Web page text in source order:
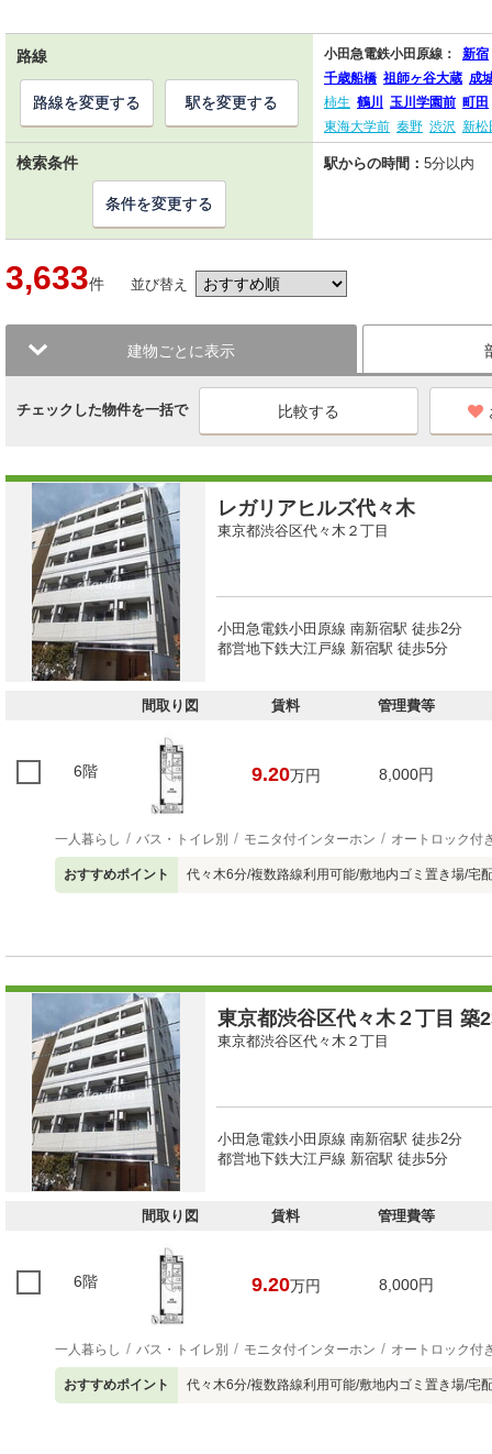
路線 小田急電鉄小田原線：
新宿
千歳船橋 祖師ヶ谷大蔵 成
柿生 鶴川 玉川学園前 町田
東海大学前 秦野 渋沢 新松
路線を変更する 駅を変更する
検索条件 駅からの時間： 5分以内
条件を変更する
3,633件 並び替え
建物ごとに表示
チェックした物件を一括で
レガリアヒルズ代々木
東京都渋谷区代々木２丁目
小田急電鉄小田原線 南新宿駅 徒歩2分
都営地下鉄大江戸線 新宿駅 徒歩5分
間取り図 賃料 管理費等
6階 9.20万円 8,000円
一人暮らし バス・トイレ別 モニタ付インターホン オートロック付
おすすめポイント 代々木6分/複数路線利用可能/敷地内ゴミ置き場/宅
東京都渋谷区代々木２丁目 築
東京都渋谷区代々木２丁目
小田急電鉄小田原線 南新宿駅 徒歩2分
都営地下鉄大江戸線 新宿駅 徒歩5分
間取り図 賃料 管理費等
6階 9.20万円 8,000円
一人暮らし バス・トイレ別 モニタ付インターホン オートロック付
おすすめポイント 代々木6分/複数路線利用可能/敷地内ゴミ置き場/宅